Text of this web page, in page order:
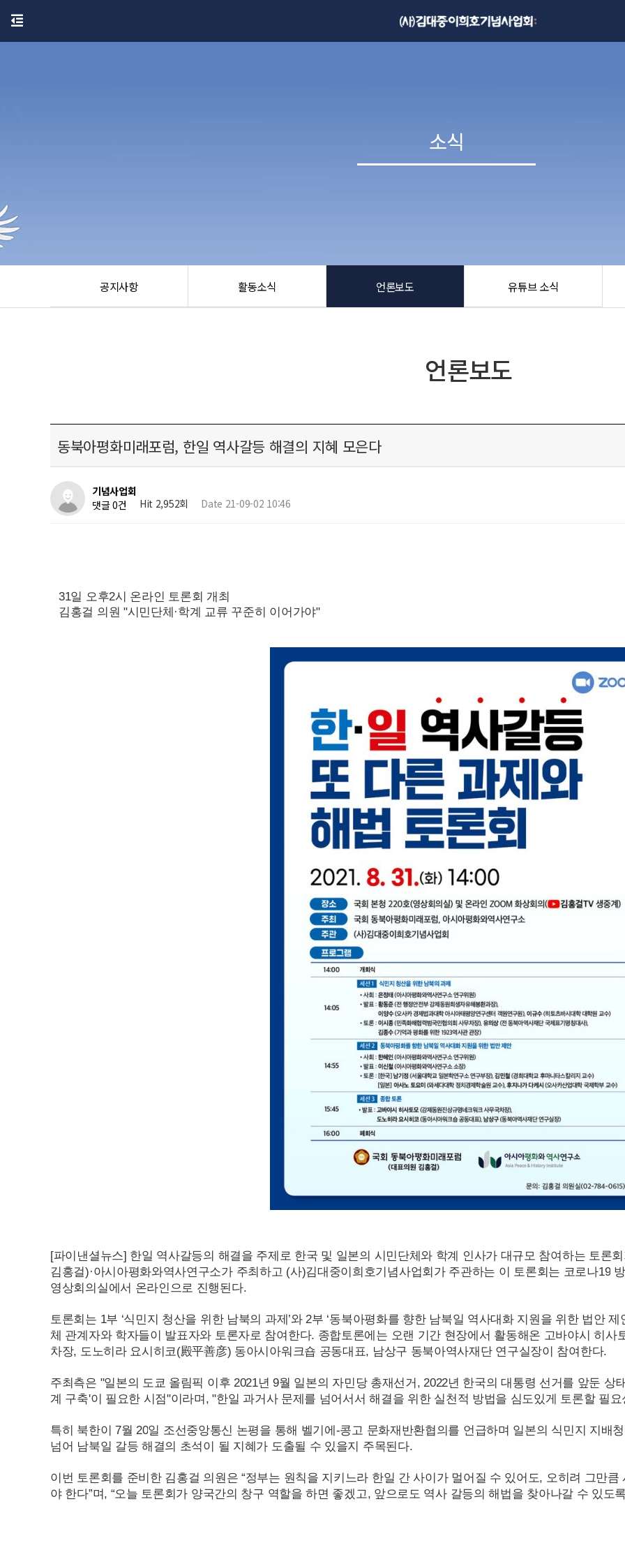
공지사항 활동소식 언론보도 유튜브 소식
소식
언론보도
동북아평화미래포럼, 한일 역사갈등 해결의 지혜 모은다
기념사업회
댓글 0건
Hit 2,952회 Date 21-09-02 10:46
31일 오후2시 온라인 토론회 개최
김홍걸 의원 "시민단체·학계 교류 꾸준히 이어가야"
[파이낸셜뉴스] 한일 역사갈등의 해결을 주제로 한국 및 일본의 시민단체와 학계 인사가 대규모 참여하는 토론
김홍걸)·아시아평화와역사연구소가 주최하고 (사)김대중이희호기념사업회가 주관하는 이 토론회는 코로나19
영상회의실에서 온라인으로 진행된다.
토론회는 1부 ‘식민지 청산을 위한 남북의 과제’와 2부 ‘동북아평화를 향한 남북일 역사대화 지원을 위한 법안
체 관계자와 학자들이 발표자와 토론자로 참여한다. 종합토론에는 오랜 기간 현장에서 활동해온 고바야시 히
차장, 도노히라 요시히코(殿平善彦) 동아시아워크숍 공동대표, 남상구 동북아역사재단 연구실장이 참여한다.
주최측은 "일본의 도쿄 올림픽 이후 2021년 9월 일본의 자민당 총재선거,2022년 한국의 대통령 선거를 앞둔 상
계 구축'이 필요한 시점"이라며, "한일 과거사 문제를 넘어서서 해결을 위한 실천적 방법을 심도있게 토론할 필
특히 북한이 7월 20일 조선중앙통신 논평을 통해 벨기에-콩고 문화재반환협의를 언급하며 일본의 식민지 지배
넘어 남북일 갈등 해결의 초석이 될 지혜가 도출될 수 있을지 주목된다.
이번 토론회를 준비한 김홍걸 의원은 “정부는 원칙을 지키느라 한일 간 사이가 멀어질 수 있어도, 오히려 그만
야 한다”며, “오늘 토론회가 양국간의 창구 역할을 하면 좋겠고, 앞으로도 역사 갈등의 해법을 찾아나갈 수 있도
소식